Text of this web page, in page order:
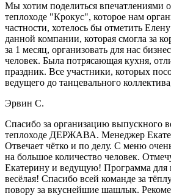
Мы хотим поделиться впечатлениями
теплоходе "Крокус", которое нам
частности, хотелось бы отметить
данной компании, которая смогла за
за 1 месяц, организовать для нас
человек. Была потрясающая кухня,
праздник. Все участники, которых
ведущего до танцевального
Эрвин С.
Спасибо за организацию выпускного
теплоходе ДЕРЖАВА. Менеджер
Отвечает чётко и по делу. С меню
на большое количество человек.
Екатерину и ведущую! Программа для
весёлая! Спасибо всей команде за
повору за вкуснейшие шашлык.